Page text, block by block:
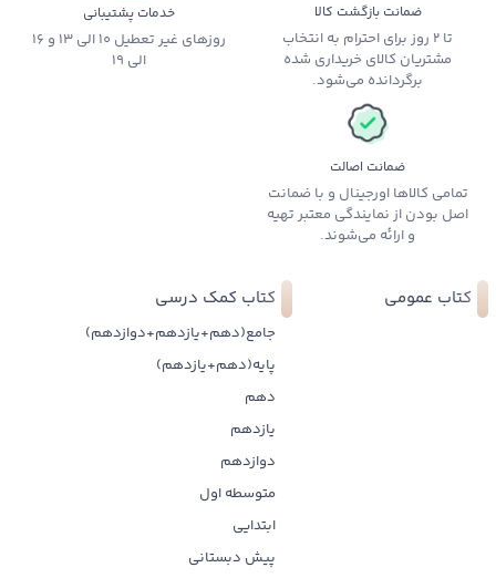
ضمانت بازگشت کالا
تا 2 روز برای احترام به انتخاب
مشتریان کالای خریداری شده
برگردانده می‌شود.
خدمات پشتیبانی
روزهای غیر تعطیل 10 الی 13 و 16
الی 19
ضمانت اصالت
تمامی کالاها اورجینال و با ضمانت
اصل بودن از نمایندگی معتبر تهیه
و ارائه می‌شوند.
کتاب عمومی کتاب کمک درسی
جامع(دهم+یازدهم+دوازدهم)
پایه(دهم+یازدهم)
دهم
یازدهم
دوازدهم
متوسطه اول
ابتدایی
پیش دبستانی